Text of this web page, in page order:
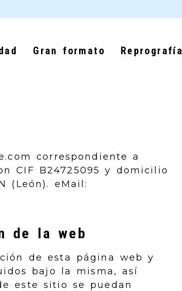
Gran formato Reprografía
correspondiente a
CIF B24725095 y domicilio
( León). eMail:
de la web
de esta página web y
bajo la misma, así
este sitio se puedan